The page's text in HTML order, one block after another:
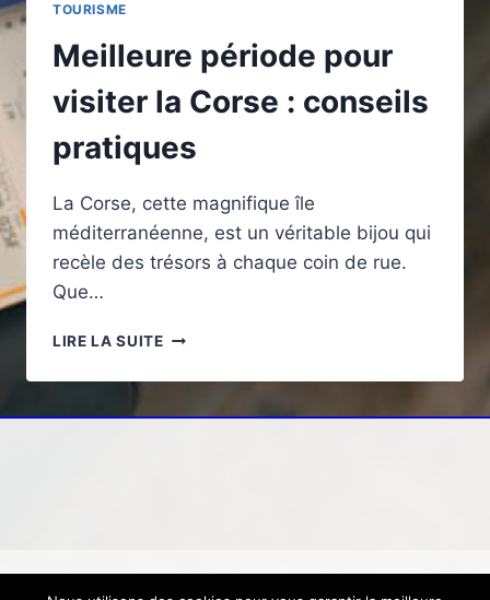
TOURISME
Meilleure période pour
visiter la Corse : conseils
pratiques
La Corse, cette magnifique île
méditerranéenne, est un véritable bijou qui
recèle des trésors à chaque coin de rue.
Que…
LIRE LA SUITEMEILLEURE
POUR